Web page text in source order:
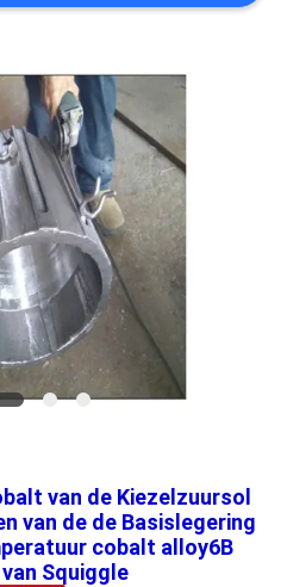
van de Kiezelzuursol
van de de Basislegering
cobalt alloy6B
van Squiggle